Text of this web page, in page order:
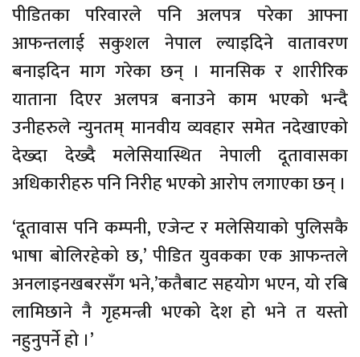
पीडितका परिवारले पनि अलपत्र परेका आफ्ना
आफन्तलाई सकुशल नेपाल ल्याइदिने वातावरण
बनाइदिन माग गरेका छन् । मानसिक र शारीरिक
याताना दिएर अलपत्र बनाउने काम भएको भन्दै
उनीहरुले न्युनतम् मानवीय व्यवहार समेत नदेखाएको
देख्दा देख्दै मलेसियास्थित नेपाली दूतावासका
अधिकारीहरु पनि निरीह भएको आरोप लगाएका छन् ।
‘दूतावास पनि कम्पनी, एजेन्ट र मलेसियाको पुलिसकै
भाषा बोलिरहेको छ,’ पीडित युवकका एक आफन्तले
अनलाइनखबरसँग भने,’कतैबाट सहयोग भएन, यो रबि
लामिछाने नै गृहमन्त्री भएको देश हो भने त यस्तो
नहुनुपर्ने हो ।’